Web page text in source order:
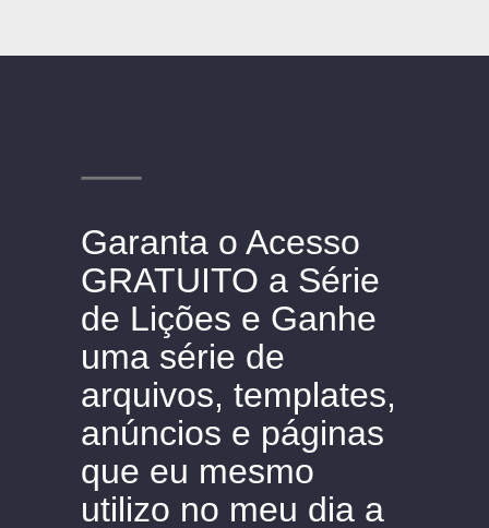
Garanta o Acesso
GRATUITO a Série
de Lições e Ganhe
uma série de
arquivos, templates,
anúncios e páginas
que eu mesmo
utilizo no meu dia a